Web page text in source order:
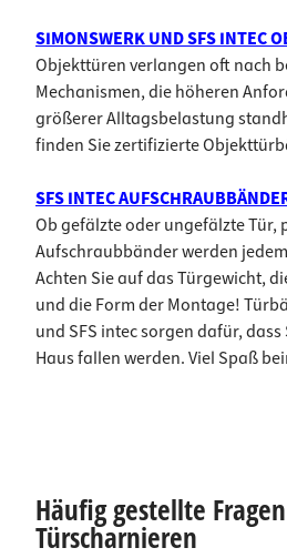
SIMONSWERK UND SFS INTEC
Objekttüren verlangen oft nach
Mechanismen, die höheren
größerer Alltagsbelastung
finden Sie zertifizierte
SFS INTEC
Ob gefälzte oder ungefälzte Tür,
Aufschraubbänder werden
Achten Sie auf das Türgewicht,
und die Form der Montage!
und SFS intec sorgen dafür,
Haus fallen werden. Viel Spaß
Häufig gestellte
Türscharnieren